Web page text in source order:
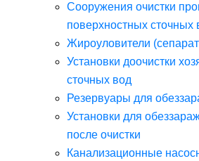
Сооружения очистки
поверхностных сточных
Жироуловители
Установки доочистки
сточных вод
Резервуары для
Установки для
после очистки
Канализационные